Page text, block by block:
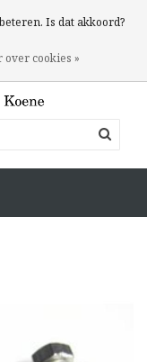
0 Artikelen
Is dat akkoord?
over cookies »